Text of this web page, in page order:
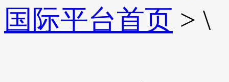
国际平台首页 > \